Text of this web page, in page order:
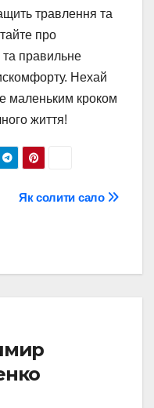
травлення та
про
та правильне
Нехай
маленьким кроком
життя!
Як солити сало